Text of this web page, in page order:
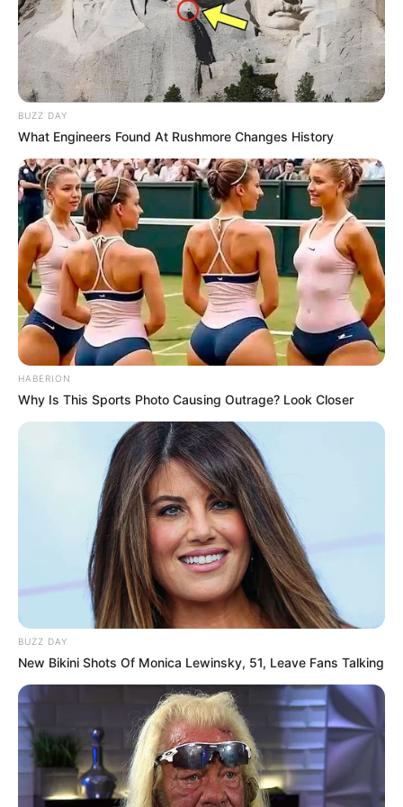
Tarjetas de Crédito Premium: El Nuevo
Símbolo del Poder Financiero en 2026
Las tarjetas de crédito premium se han
convertido en mucho más que una herramienta
de pago. En 2026, representan exclusividad,
acceso privilegiado y un estilo de vida de alto
BUZZ DAY
What Engineers Found At Rushmore Changes History
HABERION
Why Is This Sports Photo Causing Outrage? Look Closer
BUZZ DAY
New Bikini Shots Of Monica Lewinsky, 51, Leave Fans Talking